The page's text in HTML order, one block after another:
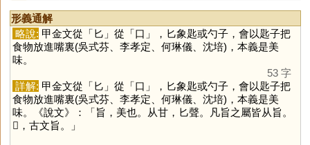
形義通解
略說: 甲金文從「匕 」從「口 」，匕象匙或勺子，會以匙子把
食物放進嘴裏(吳式芬、李孝定、何琳儀、沈培)，本義是美
味。
53 字
詳解: 甲金文從「匕 」從「口 」，匕象匙或勺子，會以匙子把
食物放進嘴裏(吳式芬、李孝定、何琳儀、沈培)，本義是美
味。《說文》：「旨，美也。从甘，匕聲。凡旨之屬皆从旨。
𣅌，古文旨。」